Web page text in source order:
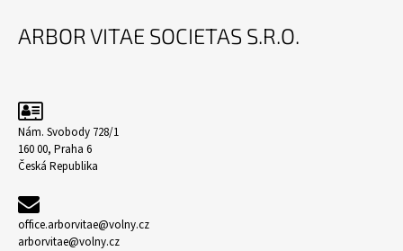
ARBOR VITAE SOCIETAS S.R.O.
Nám. Svobody 728/1
160 00, Praha 6
Česká Republika
office.arborvitae@volny.cz
arborvitae@volny.cz